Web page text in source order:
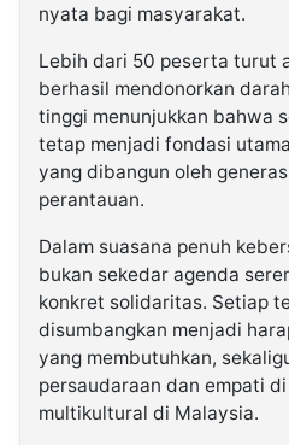
nyata bagi masyarakat.
Lebih dari 50 peserta turut
berhasil mendonorkan
tinggi menunjukkan bahwa
tetap menjadi fondasi
yang dibangun oleh
perantauan.
Dalam suasana penuh
bukan sekedar agenda
konkret solidaritas. Setiap
disumbangkan menjadi
yang membutuhkan,
persaudaraan dan empati
multikultural di Malaysia.